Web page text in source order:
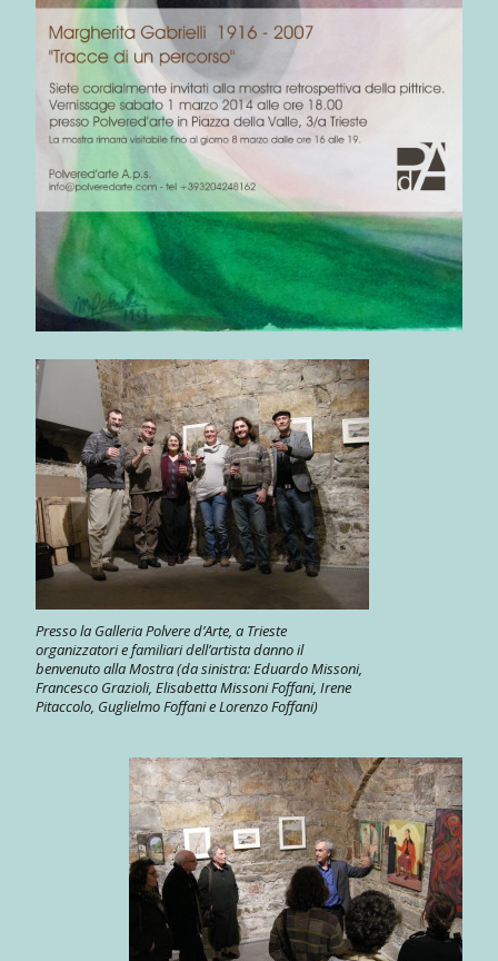
Presso la Galleria Polvere d’Arte, a Trieste
organizzatori e familiari dell’artista danno il
benvenuto alla Mostra (da sinistra: Eduardo Missoni,
Francesco Grazioli, Elisabetta Missoni Foffani, Irene
Pitaccolo, Guglielmo Foffani e Lorenzo Foffani)